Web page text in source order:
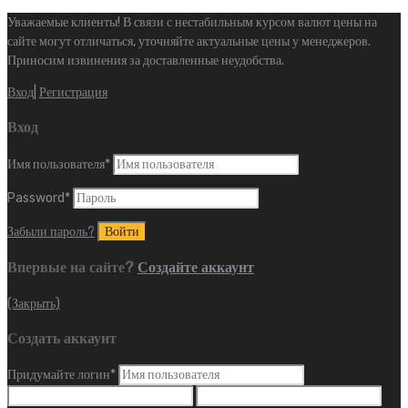
Уважаемые клиенты! В связи с нестабильным курсом валют цены на
сайте могут отличаться, уточняйте актуальные цены у менеджеров.
Приносим извинения за доставленные неудобства.
Вход Регистрация
Вход
Имя пользователя*
Password*
Забыли пароль?
Впервые на сайте? Создайте аккаунт
(Закрыть)
Создать аккаунт
Придумайте логин*